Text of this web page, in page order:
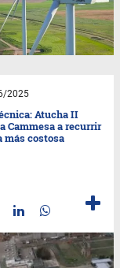
2025
Atucha II
Cammesa a recurrir
más costosa